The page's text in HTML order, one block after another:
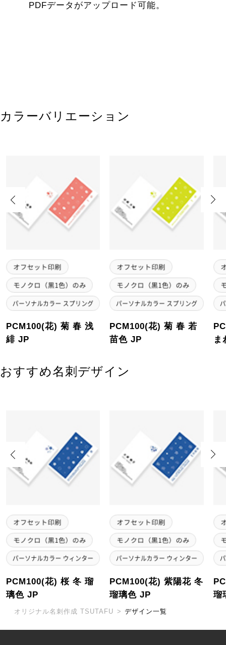
PDFデータがアップロード可能。
カラーバリエーション
PCM100(花) 菊 春 浅
緋 JP
PCM100(花) 菊 春 若
苗色 JP
ま
Previous Next
おすすめ名刺デザイン
PCM100(花) 桜 冬 瑠
璃色 JP
PCM100(花) 紫陽花 冬
瑠璃色 JP
瑠
Previous Next
オリジナル名刺作成 TSUTAFU > デザイン一覧